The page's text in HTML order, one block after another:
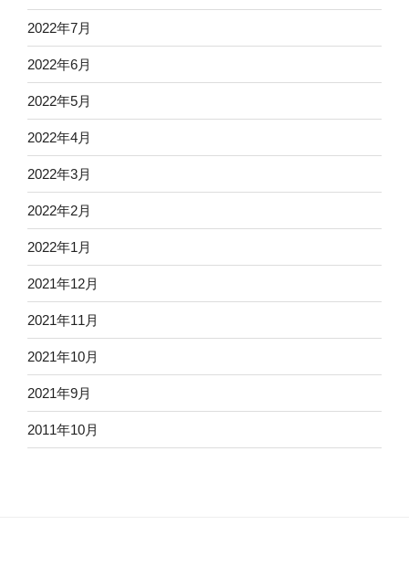
2022年7月
2022年6月
2022年5月
2022年4月
2022年3月
2022年2月
2022年1月
2021年12月
2021年11月
2021年10月
2021年9月
2011年10月